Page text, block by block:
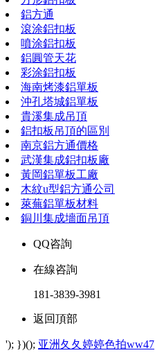
鋁方通
滾涂鋁扣板
噴涂鋁扣板
鋁圓管天花
彩涂鋁扣板
海南烤漆鋁單板
沖孔塔城鋁單板
貴溪集成吊頂
鋁扣板吊頂的區別
南京鋁方通價格
武漢集成鋁扣板廠
黃岡鋁單板工廠
木紋u型鋁方通公司
萊蕪鋁單板材料
銅川集成墻面吊頂
QQ咨詢
在線咨詢
181-3839-3981
返回頂部
'); })(); 亚洲夂夂婷婷色拍ww47